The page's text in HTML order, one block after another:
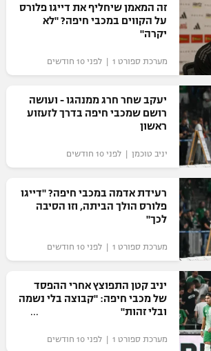
זה המאמן שיחליף את דייגו פלורס
על הקווים במכבי חיפה? "לא
יקרה"
מערכת ספורט 1 | לפני 10 חודשים
יעקב שחר חרג ממנהגו - ועושה
רושם שמכבי חיפה בדרך לזעזוע
ראשון
יניב טוכמן | לפני 10 חודשים
רעידת אדמה במכבי חיפה? "דייגו
פלורס הולך הביתה, וזו הסיבה
לכך"
מערכת ספורט 1 | לפני 10 חודשים
יניב קטן התפוצץ אחרי ההפסד
של מכבי חיפה: "קבוצה בלי נשמה
ובלי זהות"
מערכת ספורט 1 | לפני 10 חודשים